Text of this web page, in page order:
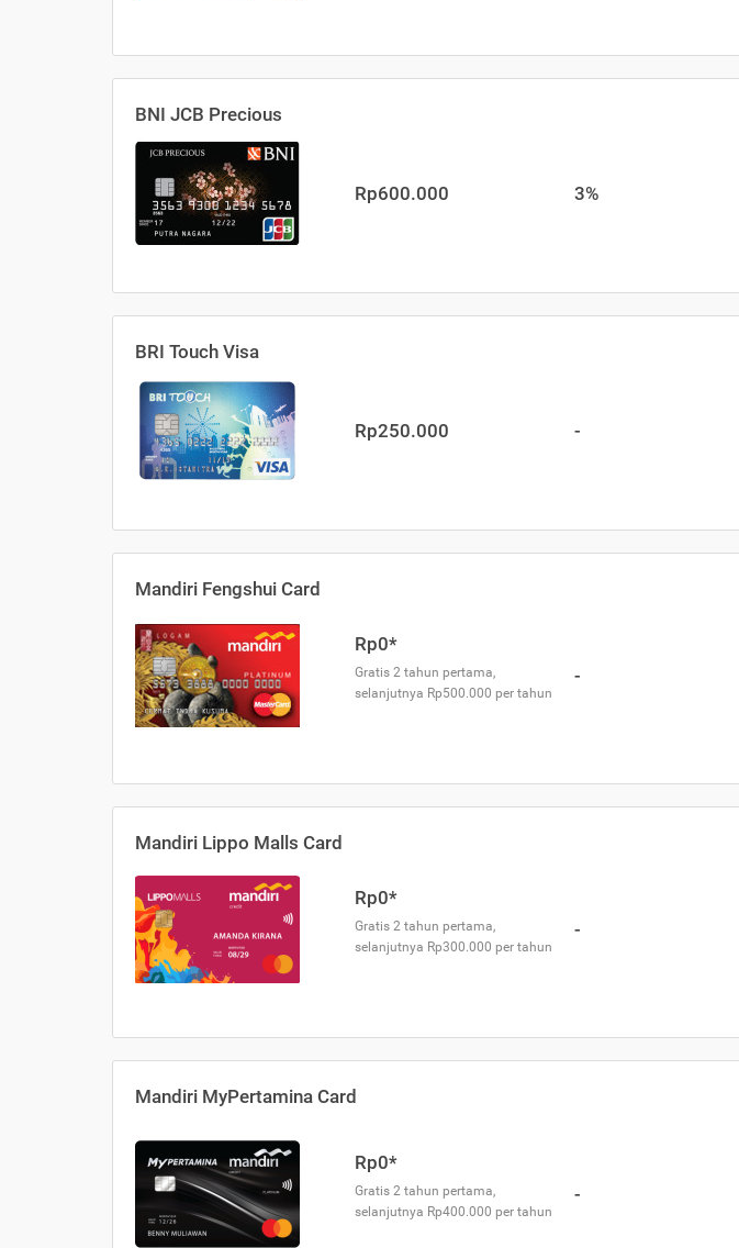
BNI JCB Precious
Rp600.000 3%
BRI Touch Visa
Rp250.000 -
Mandiri Fengshui Card
Rp0*
Gratis 2 tahun pertama,
selanjutnya Rp500.000 per tahun
-
Mandiri Lippo Malls Card
Rp0*
Gratis 2 tahun pertama,
selanjutnya Rp300.000 per tahun
-
Mandiri MyPertamina Card
Rp0*
Gratis 2 tahun pertama,
selanjutnya Rp400.000 per tahun
-